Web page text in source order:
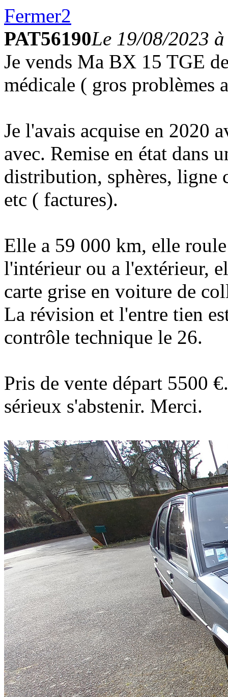
Fermer2
PAT56190Le 19/08/2023
Je vends Ma BX 15 TGE
médicale ( gros problèmes
Je l'avais acquise en 2020
avec. Remise en état dans
distribution, sphères, ligne
etc ( factures).
Elle a 59 000 km, elle
l'intérieur ou a l'extérieur,
carte grise en voiture de
La révision et l'entre tien
contrôle technique le 26.
Pris de vente départ 5500
sérieux s'abstenir. Merci.